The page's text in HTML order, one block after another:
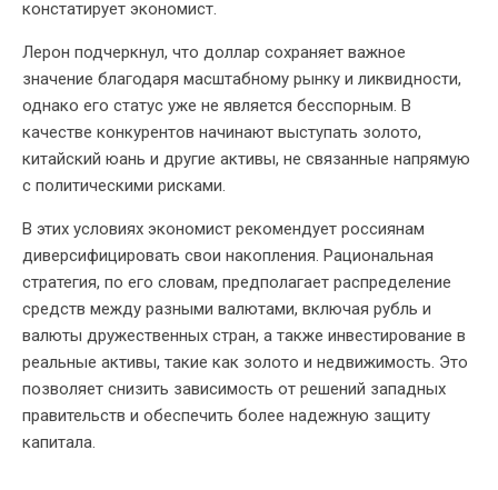
констатирует экономист.
Лерон подчеркнул, что доллар сохраняет важное
значение благодаря масштабному рынку и ликвидности,
однако его статус уже не является бесспорным. В
качестве конкурентов начинают выступать золото,
китайский юань и другие активы, не связанные напрямую
с политическими рисками.
В этих условиях экономист рекомендует россиянам
диверсифицировать свои накопления. Рациональная
стратегия, по его словам, предполагает распределение
средств между разными валютами, включая рубль и
валюты дружественных стран, а также инвестирование в
реальные активы, такие как золото и недвижимость. Это
позволяет снизить зависимость от решений западных
правительств и обеспечить более надежную защиту
капитала.